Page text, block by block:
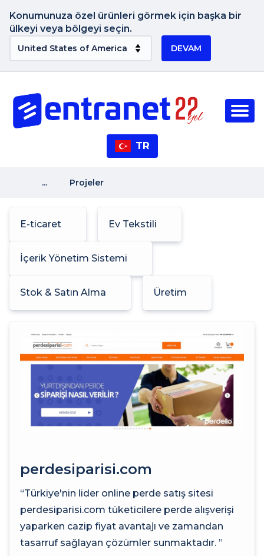
Konumunuza özel ürünleri görmek için başka bir
ülkeyi veya bölgeyi seçin.
DEVAM
TR
... Projeler
E-ticaret Ev Tekstili
İçerik Yönetim Sistemi
Stok & Satın Alma Üretim
perdesiparisi.com
“Türkiye'nin lider online perde satış sitesi
perdesiparisi.com tüketicilere perde alışverişi
yaparken cazip fiyat avantajı ve zamandan
tasarruf sağlayan çözümler sunmaktadır. ”